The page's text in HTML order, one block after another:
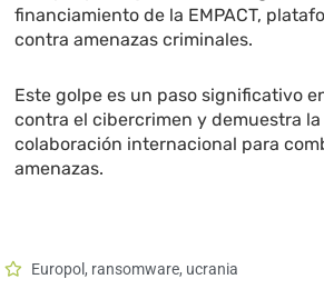
financiamiento de la EMPACT,
contra amenazas criminales.
Este golpe es un paso significativo
contra el cibercrimen y demuestra
colaboración internacional para
amenazas.
Europol , ransomware, ucrania